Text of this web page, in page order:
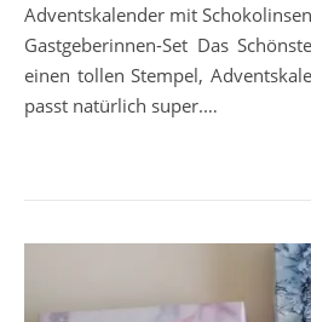
Adventskalender mit
Gastgeberinnen-Set Das
einen tollen Stempel,
passt natürlich super.…